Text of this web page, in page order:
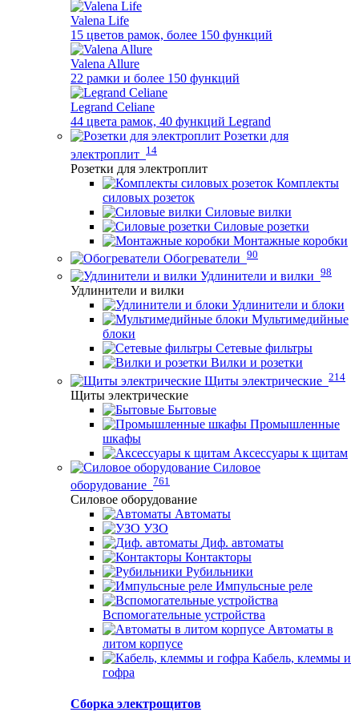
Valena Life
15 цветов рамок, более 150 функций
Valena Allure
22 рамки и более 150 функций
Legrand Celiane
44 цвета рамок, 40 функций Legrand
Розетки для
электроплит 14
Розетки для электроплит
Комплекты
силовых розеток
Силовые вилки
Силовые розетки
Монтажные коробки
Обогреватели 90
Удлинители и вилки 98
Удлинители и вилки
Удлинители и блоки
Мультимедийные
блоки
Сетевые фильтры
Вилки и розетки
Щиты электрические 214
Щиты электрические
Бытовые
Промышленные
шкафы
Аксессуары к щитам
Силовое
оборудование 761
Силовое оборудование
Автоматы
УЗО
Диф. автоматы
Контакторы
Рубильники
Импульсные реле
Вспомогательные устройства
Автоматы в
литом корпусе
Кабель, клеммы и
гофра
Сборка электрощитов